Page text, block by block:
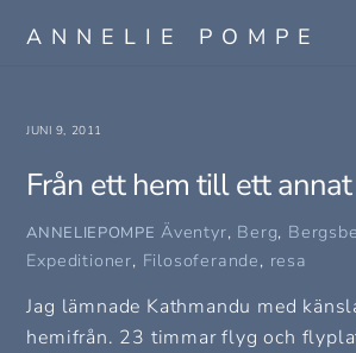
ANNELIE POMPE
JUNI 9, 2011
Från ett hem till ett annat
ANNELIEPOMPE Äventyr, Berg,
Expeditioner, Filosoferande, resa
Jag lämnade Kathmandu med
hemifrån. 23 timmar flyg och